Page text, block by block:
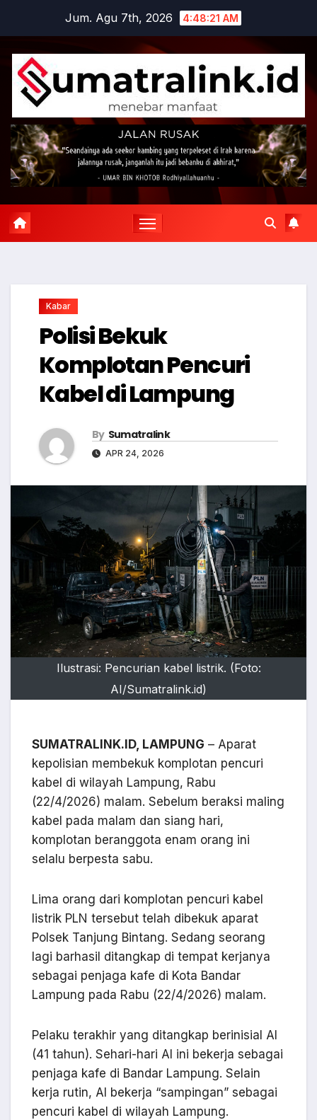
content
Jum. Agu 7th, 2026 4:48:22 AM
Kabar
Polisi Bekuk
Komplotan Pencuri
Kabel di Lampung
By Sumatralink
APR 24, 2026
Ilustrasi: Pencurian kabel listrik. (Foto:
AI/Sumatralink.id)
SUMATRALINK.ID, LAMPUNG – Aparat
kepolisian membekuk komplotan pencuri
kabel di wilayah Lampung, Rabu
(22/4/2026) malam. Sebelum beraksi maling
kabel pada malam dan siang hari,
komplotan beranggota enam orang ini
selalu berpesta sabu.
Lima orang dari komplotan pencuri kabel
listrik PLN tersebut telah dibekuk aparat
Polsek Tanjung Bintang. Sedang seorang
lagi barhasil ditangkap di tempat kerjanya
sebagai penjaga kafe di Kota Bandar
Lampung pada Rabu (22/4/2026) malam.
Pelaku terakhir yang ditangkap berinisial AI
(41 tahun). Sehari-hari AI ini bekerja sebagai
penjaga kafe di Bandar Lampung. Selain
kerja rutin, AI bekerja “sampingan” sebagai
pencuri kabel di wilayah Lampung.